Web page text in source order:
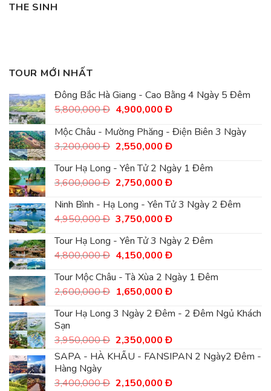
THE SINH
TOUR MỚI NHẤT
Đông Bắc Hà Giang - Cao Bằng 4 Ngày 5 Đêm
5,800,000Đ Giá
là:
5,800,000
Đ.
4,900,000ĐGiá
tại
là:
4,900,000
Đ.
Mộc Châu - Mường Phăng - Điện Biên 3 Ngày
3,200,000Đ Giá
là:
3,200,000
Đ.
2,550,000ĐGiá
tại
là:
Đ.
Tour Hạ Long - Yên Tử 2 Ngày 1 Đêm
3,600,000Đ Giá
là:
3,600,000
Đ.
2,750,000ĐGiá
tại
là:
Đ.
Ninh Bình - Hạ Long - Yên Tử 3 Ngày 2 Đêm
4,950,000Đ Giá
là:
4,950,000
Đ.
3,750,000ĐGiá
tại
là:
Đ.
Tour Hạ Long - Yên Tử 3 Ngày 2 Đêm
4,800,000Đ Giá
là:
4,800,000
Đ.
4,150,000ĐGiá
tại
là:
Đ.
Tour Mộc Châu - Tà Xùa 2 Ngày 1 Đêm
2,600,000Đ Giá
là:
Đ.
1,650,000ĐGiá
tại
1,650,000
Đ.
Tour Hạ Long 3 Ngày 2 Đêm - 2 Đêm Ngủ Khách
Sạn
3,950,000Đ Giá
gốc
là:
Đ.
2,350,000ĐGiá
hiện
tại
2,350,000
SAPA - HÀ KHẨU - FANSIPAN 2 Ngày2 Đêm -
Hàng Ngày
3,400,000Đ Giá
2,150,000ĐGiá